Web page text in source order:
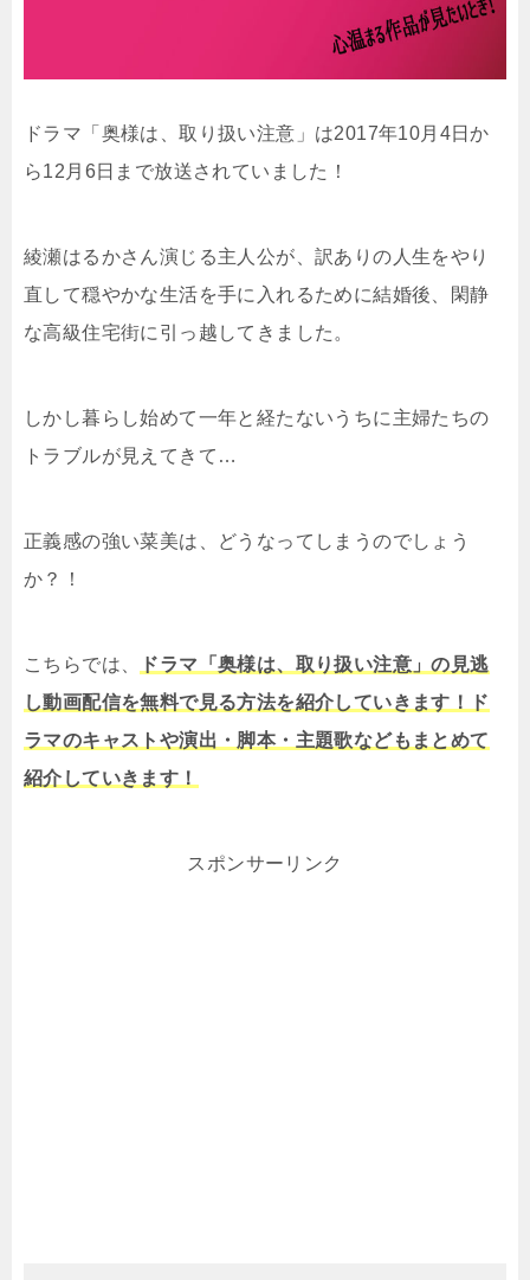
ドラマ「奥様は、取り扱い注意」は2017年10月4日か
ら12月6日まで放送されていました！
綾瀬はるかさん演じる主人公が、訳ありの人生をやり
直して穏やかな生活を手に入れるために結婚後、閑静
な高級住宅街に引っ越してきました。
しかし暮らし始めて一年と経たないうちに主婦たちの
トラブルが見えてきて…
正義感の強い菜美は、どうなってしまうのでしょう
か？！
こちらでは、
ドラマ「奥様は、取り扱い注意」の見逃
し動画配信を無料で見る方法を紹介していきます！ド
ラマのキャストや演出・脚本・主題歌などもまとめて
紹介していきます！
スポンサーリンク